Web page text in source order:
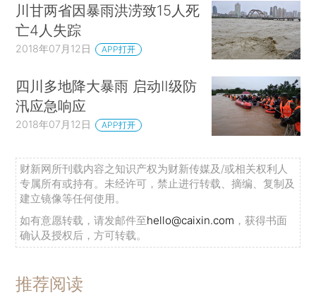
川甘两省因暴雨洪涝致15人死
亡4人失踪
2018年07月12日 APP打开
四川多地降大暴雨 启动Ⅱ级防
汛应急响应
2018年07月12日 APP打开
财新网所刊载内容之知识产权为财新传媒及/或相关权利人
专属所有或持有。未经许可，禁止进行转载、摘编、复制及
建立镜像等任何使用。
如有意愿转载，请发邮件至hello@caixin.com ，获得书面
确认及授权后，方可转载。
推荐阅读